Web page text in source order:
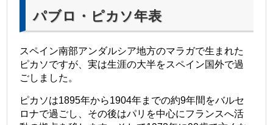
パブロ・ピカソ年表
スペイン南部アンダルシア地方のマラガで生まれた
ピカソですが、実は生涯の大半をスペイン国外で過
ごしました。
ピカソは1895年から1904年までの約9年間をバルセ
ロナで過ごし、その後はパリを中心にフランスへ活